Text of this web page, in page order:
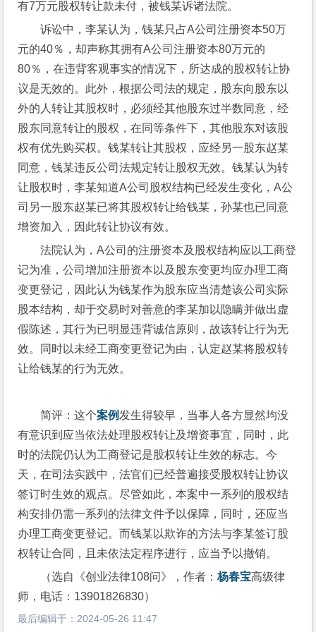
有7万元股权转让款未付，被钱某诉诸法院。
诉讼中，李某认为，钱某只占A公司注册资本50万
元的40％，却声称其拥有A公司注册资本80万元的
80％，在违背客观事实的情况下，所达成的股权转让协
议是无效的。此外，根据公司法的规定，股东向股东以
外的人转让其股权时，必须经其他股东过半数同意，经
股东同意转让的股权，在同等条件下，其他股东对该股
权有优先购买权。钱某转让其股权，应经另一股东赵某
同意，钱某违反公司法规定转让股权无效。钱某认为转
让股权时，李某知道A公司股权结构已经发生变化，A公
司另一股东赵某已将其股权转让给钱某，孙某也已同意
增资加入，因此转让协议有效。
法院认为，A公司的注册资本及股权结构应以工商登
记为准，公司增加注册资本以及股东变更均应办理工商
变更登记，因此认为钱某作为股东应当清楚该公司实际
股本结构，却于交易时对善意的李某加以隐瞒并做出虚
假陈述，其行为已明显违背诚信原则，故该转让行为无
效。同时以未经工商变更登记为由，认定赵某将股权转
让给钱某的行为无效。
简评：这个案例 发生得较早，当事人各方显然均没
有意识到应当依法处理股权转让及增资事宜，同时，此
时的法院仍认为工商登记是股权转让生效的标志。今
天，在司法实践中，法官们已经普遍接受股权转让协议
签订时生效的观点。尽管如此，本案中一系列的股权结
构安排仍需一系列的法律文件予以保障，同时，还应当
办理工商变更登记。而钱某以欺诈的方法与李某签订股
权转让合同，且未依法定程序进行，应当予以撤销。
（选自《创业法律108问》，作者：杨春宝高级律
师，电话：13901826830）
最后编辑于： 2024-05-26 11:47